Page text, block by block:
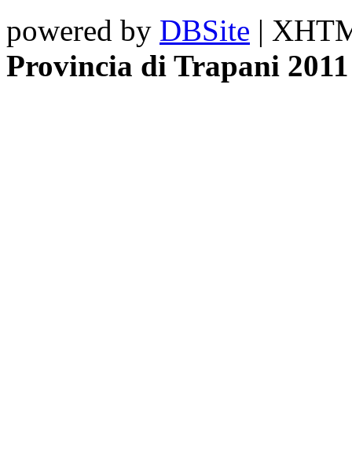
powered by DBSite |
Provincia di Trapani 2011